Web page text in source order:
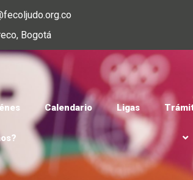
Bogotá
Calendario Ligas